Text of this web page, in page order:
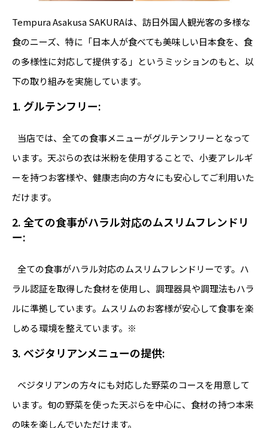
Tempura Asakusa SAKURAは、訪日外国人観光客の多様な
食のニーズ、特に「日本人が食べても美味しい日本食を、食
の多様性に対応して提供する」というミッションのもと、以
下の取り組みを実施しています。
1. グルテンフリー:
当店では、全ての食事メニューがグルテンフリーとなって
います。天ぷらの衣は米粉を使用することで、小麦アレルギ
ーを持つお客様や、健康志向の方々にも安心してご利用いた
だけます。
2.全ての食事がハラル対応のムスリムフレンドリ
ー:
全ての食事がハラル対応のムスリムフレンドリーです。ハ
ラル認証を取得した食材を使用し、調理器具や調理法もハラ
ルに準拠しています。ムスリムのお客様が安心して食事を楽
しめる環境を整えています。※
3. ベジタリアンメニューの提供:
ベジタリアンの方々にも対応した野菜のコースを用意して
います。旬の野菜を使った天ぷらを中心に、食材の持つ本来
の味を楽しんでいただけます。